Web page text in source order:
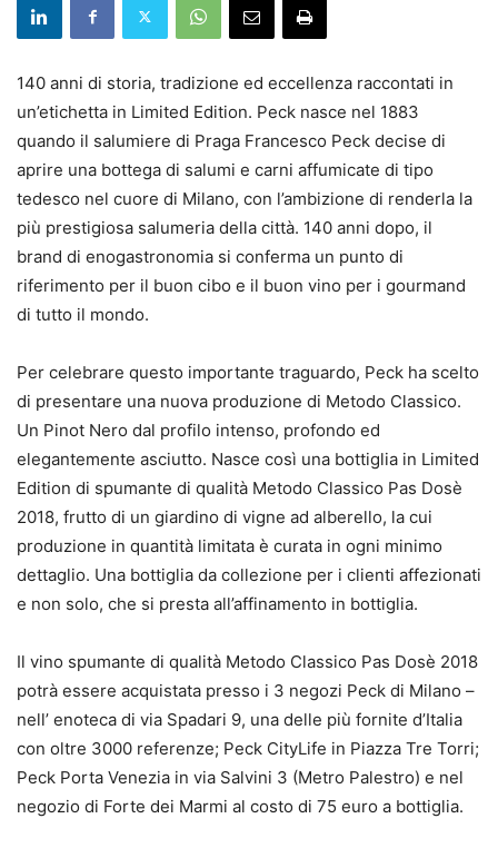
140 anni di storia, tradizione ed eccellenza raccontati in
un’etichetta in Limited Edition. Peck nasce nel 1883
quando il salumiere di Praga Francesco Peck decise di
aprire una bottega di salumi e carni affumicate di tipo
tedesco nel cuore di Milano, con l’ambizione di renderla la
più prestigiosa salumeria della città. 140 anni dopo, il
brand di enogastronomia si conferma un punto di
riferimento per il buon cibo e il buon vino per i gourmand
di tutto il mondo.
Per celebrare questo importante traguardo, Peck ha scelto
di presentare una nuova produzione di Metodo Classico.
Un Pinot Nero dal profilo intenso, profondo ed
elegantemente asciutto. Nasce così una bottiglia in Limited
Edition di spumante di qualità Metodo Classico Pas Dosè
2018, frutto di un giardino di vigne ad alberello, la cui
produzione in quantità limitata è curata in ogni minimo
dettaglio. Una bottiglia da collezione per i clienti affezionati
e non solo, che si presta all’affinamento in bottiglia.
Il vino spumante di qualità Metodo Classico Pas Dosè 2018
potrà essere acquistata presso i 3 negozi Peck di Milano –
nell’ enoteca di via Spadari 9, una delle più fornite d’Italia
con oltre 3000 referenze; Peck CityLife in Piazza Tre Torri;
Peck Porta Venezia in via Salvini 3 (Metro Palestro) e nel
negozio di Forte dei Marmi al costo di 75 euro a bottiglia.